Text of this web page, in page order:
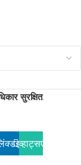
सुरक्षित.
व्हाट्सएप